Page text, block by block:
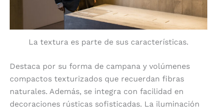
La textura es parte de sus características.
Destaca por su forma de campana y volúmenes
compactos texturizados que recuerdan fibras
naturales. Además, se integra con facilidad en
decoraciones rústicas sofisticadas. La iluminación